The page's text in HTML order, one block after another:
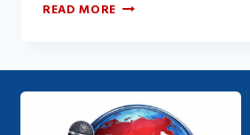
READ MORE